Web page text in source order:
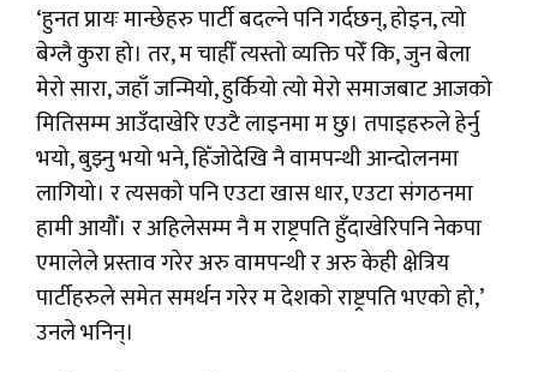
‘हुनत प्रायः मान्छेहरु पार्टी बदल्ने पनि गर्दछन्, होइन, त्यो
बेग्लै कुरा हो। तर, म चाहीँ त्यस्तो व्यक्ति परेँ कि, जुन बेला
मेरो सारा, जहाँ जन्मियो, हुर्कियो त्यो मेरो समाजबाट आजको
मितिसम्म आउँदाखेरि एउटै लाइनमा म छु। तपाइहरुले हेर्नु
भयो, बुझ्नु भयो भने, हिँजोदेखि नै वामपन्थी आन्दोलनमा
लागियो। र त्यसको पनि एउटा खास धार, एउटा संगठनमा
हामी आयौँ। र अहिलेसम्म नै म राष्ट्रपति हुँदाखेरिपनि नेकपा
एमालेले प्रस्ताव गरेर अरु वामपन्थी र अरु केही क्षेत्रिय
पार्टीहरुले समेत समर्थन गरेर म देशको राष्ट्रपति भएको हो,’
उनले भनिन्।